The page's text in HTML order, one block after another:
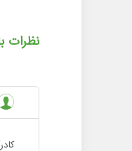
نظرات